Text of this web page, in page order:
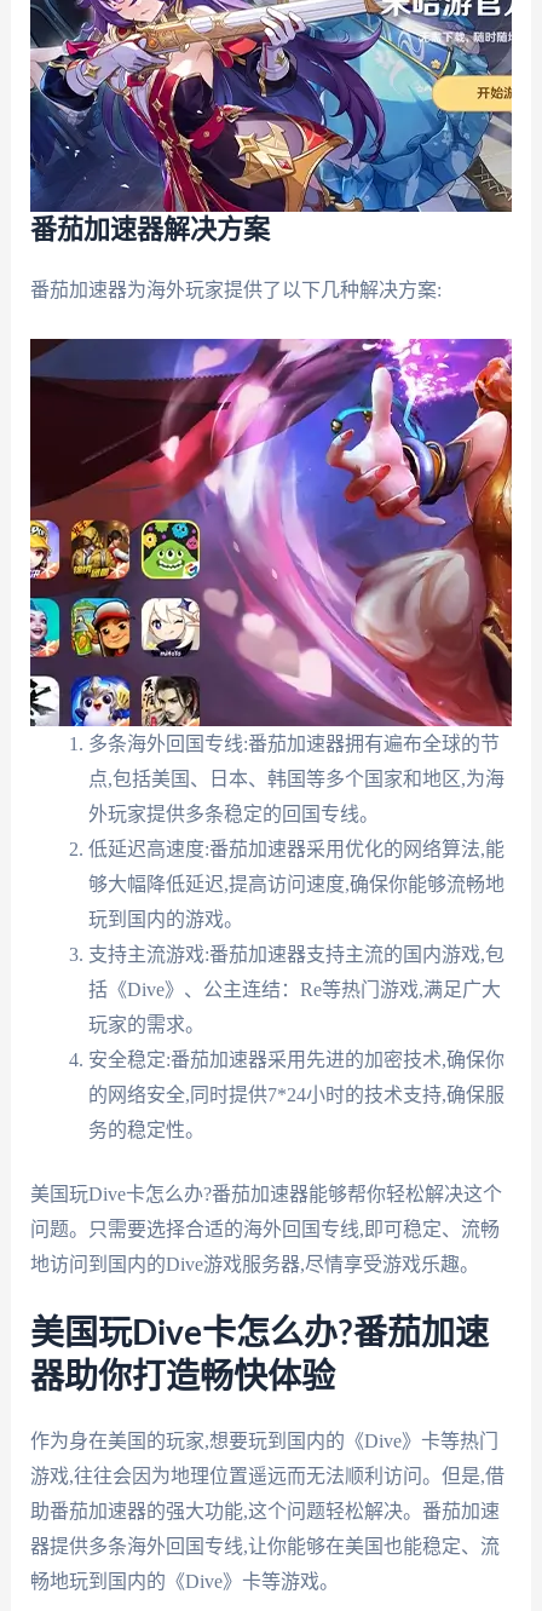
番茄加速器解决方案
番茄加速器为海外玩家提供了以下几种解决方案:
多条海外回国专线:番茄加速器拥有遍布全球的节
点,包括美国、日本、韩国等多个国家和地区,为海
外玩家提供多条稳定的回国专线。
低延迟高速度:番茄加速器采用优化的网络算法,能
够大幅降低延迟,提高访问速度,确保你能够流畅地
玩到国内的游戏。
支持主流游戏:番茄加速器支持主流的国内游戏,包
括《Dive》、公主连结：Re等热门游戏,满足广大
玩家的需求。
安全稳定:番茄加速器采用先进的加密技术,确保你
的网络安全,同时提供7*24小时的技术支持,确保服
务的稳定性。
美国玩Dive卡怎么办?番茄加速器能够帮你轻松解决这个
问题。只需要选择合适的海外回国专线,即可稳定、流畅
地访问到国内的Dive游戏服务器,尽情享受游戏乐趣。
美国玩Dive卡怎么办?番茄加速
器助你打造畅快体验
作为身在美国的玩家,想要玩到国内的《Dive》卡等热门
游戏,往往会因为地理位置遥远而无法顺利访问。但是,借
助番茄加速器的强大功能,这个问题轻松解决。番茄加速
器提供多条海外回国专线,让你能够在美国也能稳定、流
畅地玩到国内的《Dive》卡等游戏。